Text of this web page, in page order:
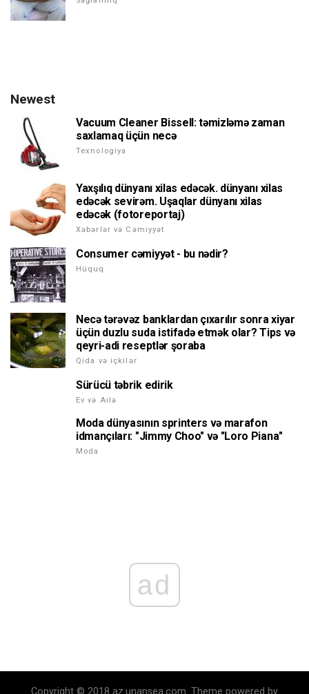
Newest
Vacuum Cleaner Bissell: təmizləmə zaman
saxlamaq üçün necə
Texnologiya
Yaxşılıq dünyanı xilas edəcək. dünyanı xilas
edəcək sevirəm. Uşaqlar dünyanı xilas
edəcək (fotoreportaj)
Xəbərlər və Cəmiyyət
Consumer cəmiyyət - bu nədir?
Hüquq
Necə tərəvəz banklardan çıxarılır sonra xiyar
üçün duzlu suda istifadə etmək olar? Tips və
qeyri-adi reseptlər şoraba
Qida və içkilər
Sürücü təbrik edirik
Ev və Ailə
Moda dünyasının sprinters və marafon
idmançıları: "Jimmy Choo" və "Loro Piana"
Moda
ad
Copyright © 2018 az.unansea.com. Theme powered by